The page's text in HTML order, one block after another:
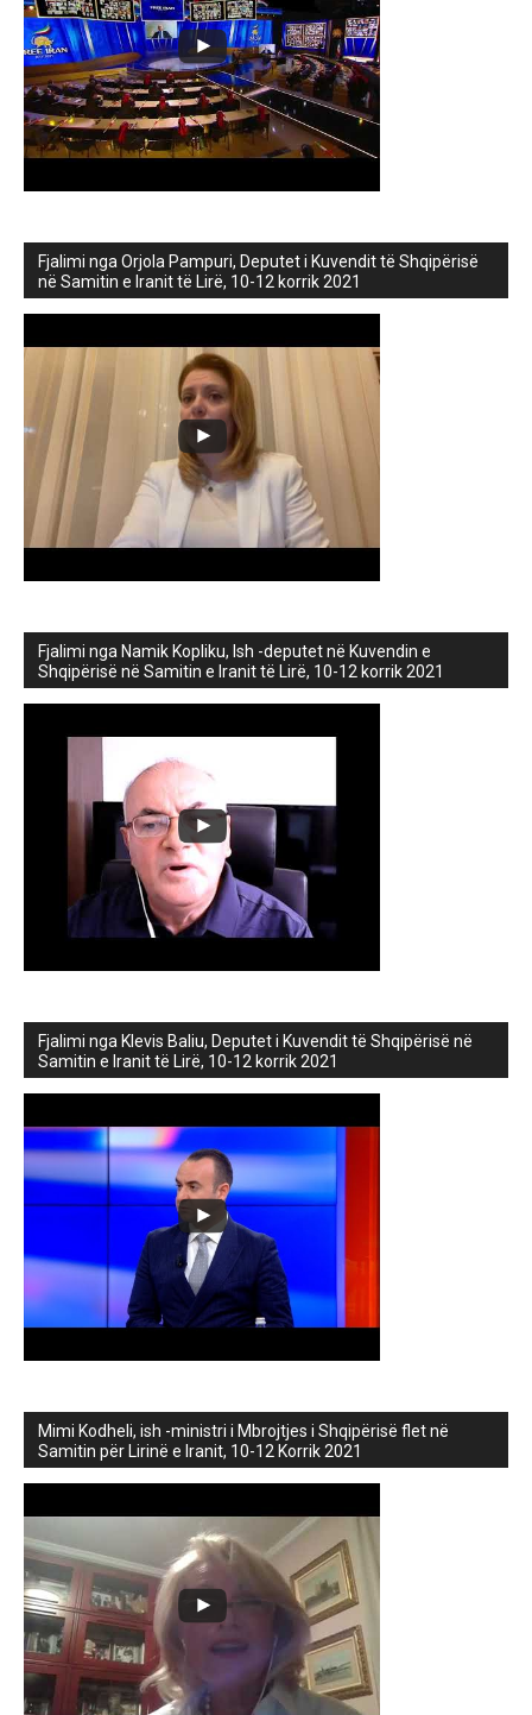
Fjalimi nga Orjola Pampuri, Deputet i Kuvendit të Shqipërisë
në Samitin e Iranit të Lirë, 10-12 korrik 2021
Fjalimi nga Namik Kopliku, Ish -deputet në Kuvendin e
Shqipërisë në Samitin e Iranit të Lirë, 10-12 korrik 2021
Fjalimi nga Klevis Baliu, Deputet i Kuvendit të Shqipërisë në
Samitin e Iranit të Lirë, 10-12 korrik 2021
Mimi Kodheli, ish -ministri i Mbrojtjes i Shqipërisë flet në
Samitin për Lirinë e Iranit, 10-12 Korrik 2021